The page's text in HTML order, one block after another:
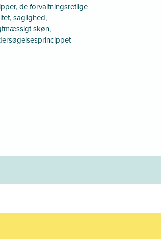
de forvaltningsretlige
saglighed,
skøn,